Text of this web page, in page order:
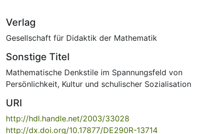
Verlag
Gesellschaft für Didaktik der Mathematik
Sonstige Titel
Mathematische Denkstile im Spannungsfeld von
Persönlichkeit, Kultur und schulischer Sozialisation
URI
http://hdl.handle.net/2003/33028
http://dx.doi.org/10.17877/DE290R-13714